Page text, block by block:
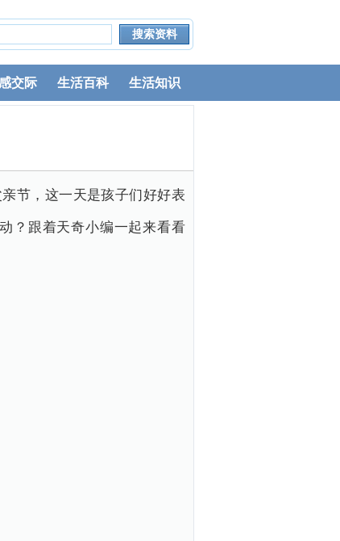
交际 生活百科 生活知识
节，这一天是孩子们好好表
？跟着天奇小编一起来看看